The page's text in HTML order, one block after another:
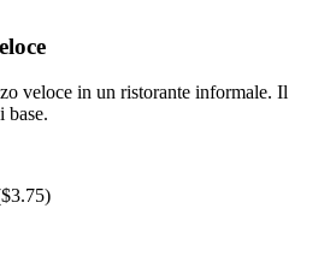
veloce in un ristorante informale. Il
base.